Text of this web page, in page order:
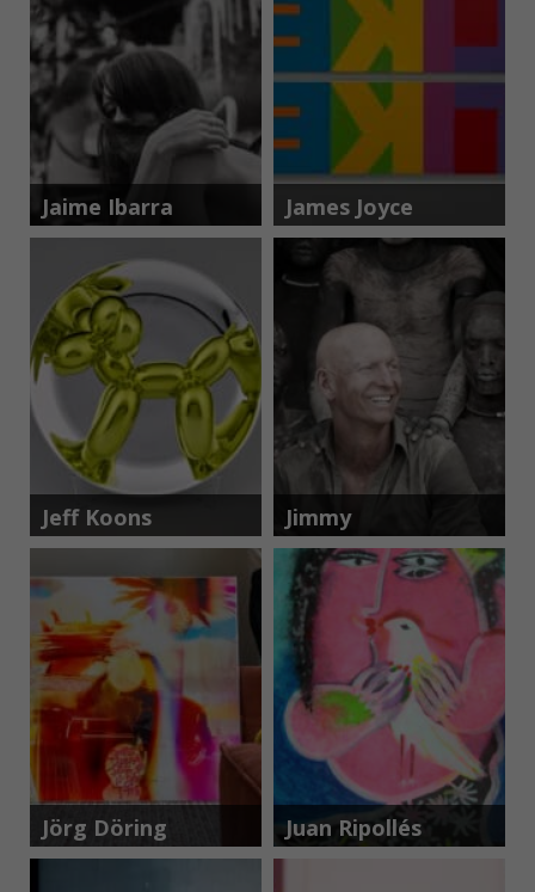
Jaime Ibarra James Joyce
Jeff Koons Jimmy
Nelson
Jörg Döring Juan Ripollés